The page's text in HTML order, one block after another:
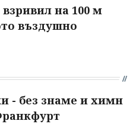
на 100 м
въздушно
- без знаме и химн